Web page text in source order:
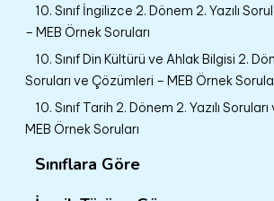
10. Sınıf İngilizce 2. Dönem 2. Yazılı
– MEB Örnek Soruları
10. Sınıf Din Kültürü ve Ahlak Bilgisi 2.
Soruları ve Çözümleri – MEB Örnek
10. Sınıf Tarih 2. Dönem 2. Yazılı
MEB Örnek Soruları
Sınıflara Göre